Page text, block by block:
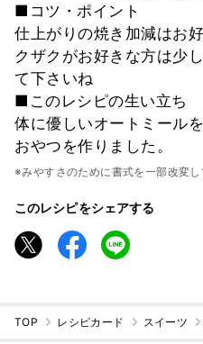
■コツ・ポイント
仕上がりの焼き加減はお
クザクがお好きな方は少
て下さいね
■このレシピの生い立ち
体に優しいオートミール
おやつを作りました。
※みやすさのために書式を一部改変し
このレシピをシェアする
TOP レシピカード スイーツ